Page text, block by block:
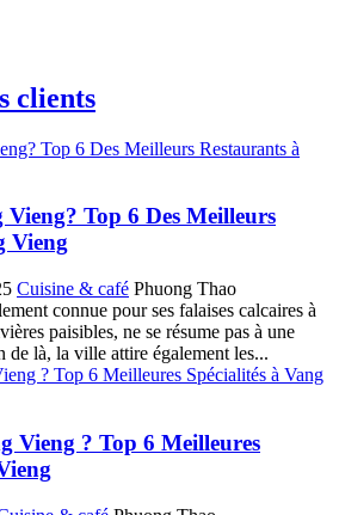
clients
Top 6 Des Meilleurs
Vieng
Cuisine & café Phuong Thao
connue pour ses falaises calcaires à
paisibles, ne se résume pas à une
de là, la ville attire également les...
Vieng ? Top 6 Meilleures